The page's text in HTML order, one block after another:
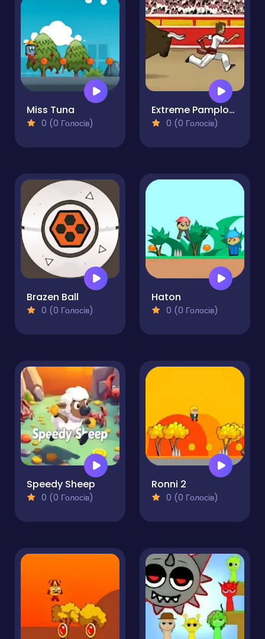
Miss Tuna
0 (0 Голосів)
Extreme Pamplona
0 (0 Голосів)
Brazen Ball
0 (0 Голосів)
Haton
0 (0 Голосів)
Speedy Sheep
0 (0 Голосів)
Ronni 2
0 (0 Голосів)